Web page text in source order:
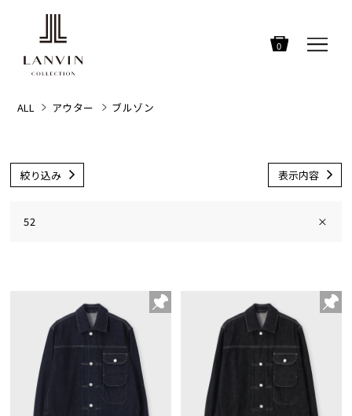
0
ALL アウター ブルゾン
絞り込み 表示内容
52 ×